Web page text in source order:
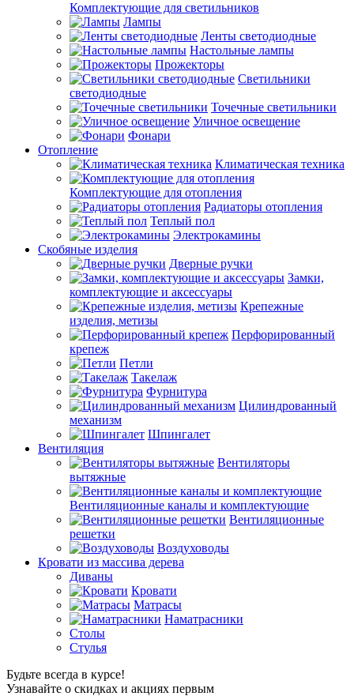
Комплектующие для светильников
Лампы
Ленты светодиодные
Настольные лампы
Прожекторы
Светильники
светодиодные
Точечные светильники
Уличное освещение
Фонари
Отопление
Климатическая техника
Комплектующие для отопления
Радиаторы отопления
Теплый пол
Электрокамины
Скобяные изделия
Дверные ручки
Замки,
комплектующие и аксессуары
Крепежные
изделия, метизы
Перфорированный
крепеж
Петли
Такелаж
Фурнитура
Цилиндрованный
механизм
Шпингалет
Вентиляция
Вентиляторы
вытяжные
Вентиляционные каналы и комплектующие
Вентиляционные
решетки
Воздуховоды
Кровати из массива дерева
Диваны
Кровати
Матрасы
Наматрасники
Столы
Стулья
Будьте всегда в курсе!
Узнавайте о скидках и акциях первым